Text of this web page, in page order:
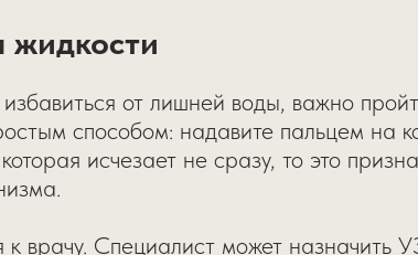
жидкости
от лишней воды, важно
способом: надавите пальцем на
исчезает не сразу, то это
врачу. Специалист может назначить